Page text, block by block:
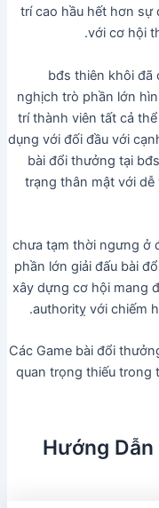
trí cao hầu hết hơn sự
với cơ hội
bđs thiên khôi đã
nghịch trò phần lớn
trí thành viên tất cả
dụng với đối đầu với
bài đổi thưởng tại
trạng thân mật với
chưa tạm thời ngưng ở
phần lớn giải đấu bài
xây dựng cơ hội mang
authoritỵ với chiếm
Các Game bài đổi
quan trọng thiếu trong
Hướng